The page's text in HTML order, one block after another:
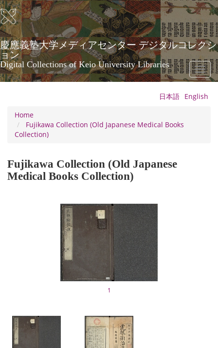
Skip
to
main
content
慶應義塾大学メディアセンター デジタルコレクシ
ョン
Digital Collections of Keio University Libraries
Toggle
日本語 English
Home
Fujikawa Collection (Old Japanese Medical Books
Collection)
Fujikawa Collection (Old Japanese
Medical Books Collection)
1